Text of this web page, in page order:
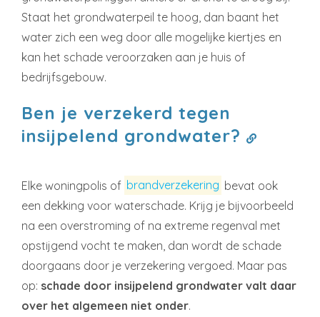
Staat het grondwaterpeil te hoog, dan baant het
water zich een weg door alle mogelijke kiertjes en
kan het schade veroorzaken aan je huis of
bedrijfsgebouw.
Ben je verzekerd tegen
insijpelend grondwater?
Elke woningpolis of brandverzekering bevat ook
een dekking voor waterschade. Krijg je bijvoorbeeld
na een overstroming of na extreme regenval met
opstijgend vocht te maken, dan wordt de schade
doorgaans door je verzekering vergoed. Maar pas
op: schade door insijpelend grondwater valt daar
over het algemeen niet onder.